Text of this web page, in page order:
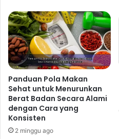
Panduan Pola Makan
Sehat untuk Menurunkan
Berat Badan Secara Alami
dengan Cara yang
Konsisten
2 minggu ago